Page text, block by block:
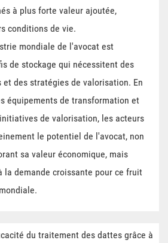
à plus forte valeur ajoutée,
conditions de vie.
mondiale de l'avocat est
de stockage qui nécessitent des
des stratégies de valorisation. En
équipements de transformation et
de valorisation, les acteurs
le potentiel de l'avocat, non
sa valeur économique, mais
la demande croissante pour ce fruit
du traitement des dattes grâce à